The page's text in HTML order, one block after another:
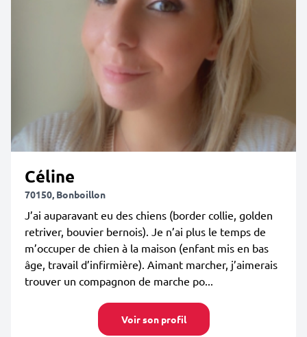
Céline
70150, Bonboillon
J’ai auparavant eu des chiens (border collie, golden
retriver, bouvier bernois). Je n’ai plus le temps de
m’occuper de chien à la maison (enfant mis en bas
âge, travail d’infirmière). Aimant marcher, j’aimerais
trouver un compagnon de marche po...
Voir son profil